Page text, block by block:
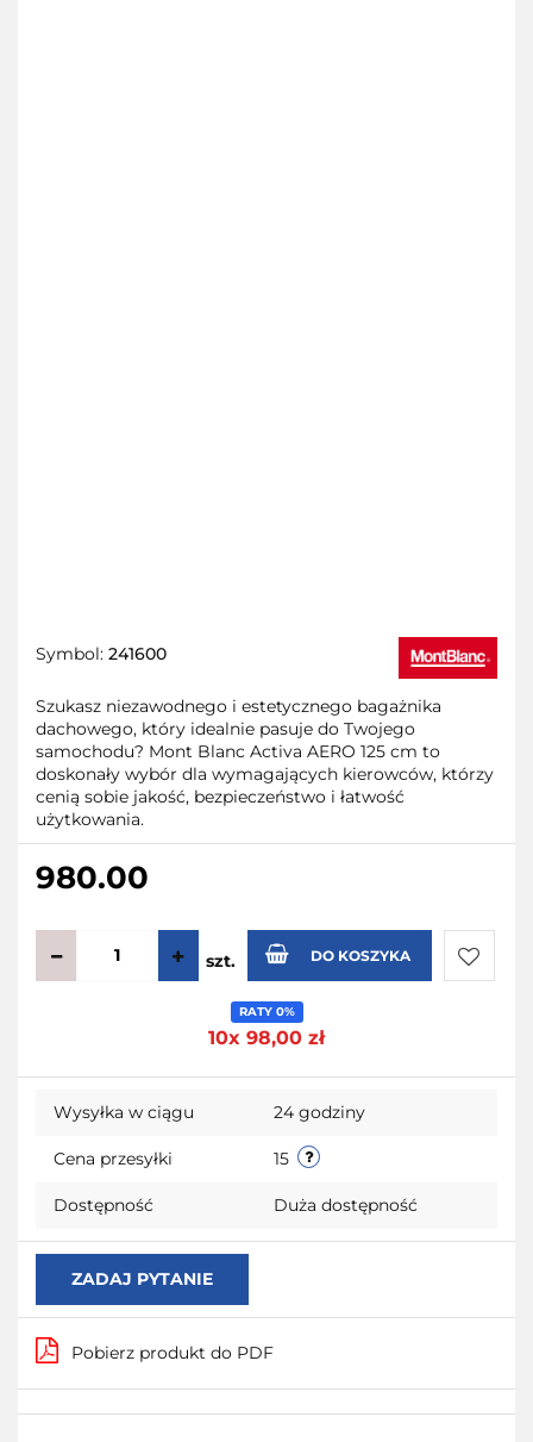
Symbol: 241600
Szukasz niezawodnego i estetycznego bagażnika
dachowego, który idealnie pasuje do Twojego
samochodu? Mont Blanc Activa AERO 125 cm to
doskonały wybór dla wymagających kierowców, którzy
cenią sobie jakość, bezpieczeństwo i łatwość
użytkowania.
980.00
szt. DO KOSZYKA
RATY 0%
10x 98,00 zł
Wysyłka w ciągu 24 godziny
Cena przesyłki 15
Dostępność Duża dostępność
ZADAJ PYTANIE
Pobierz produkt do PDF